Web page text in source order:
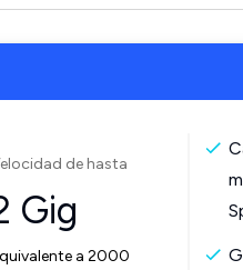
de hasta
Gig
a 2000